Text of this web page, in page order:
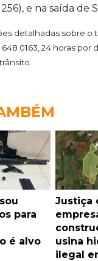
e na saída de
detalhadas sobre o
0163, 24 horas por
para
é alvo
Justiça
usina
ilegal